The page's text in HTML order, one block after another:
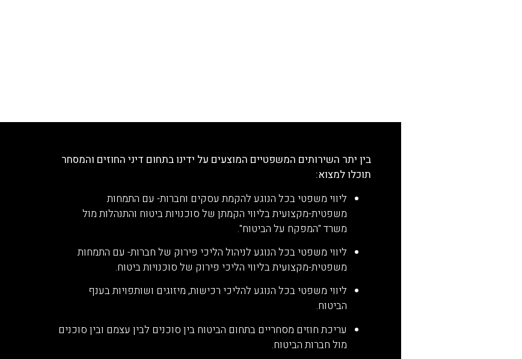
בין יתר השירותים המשפטיים המוצעים על ידינו בתחום דיני החוזים והמסחר
תוכלו למצוא:
ליווי משפטי בכל הנוגע להקמת עסקים וחברות- עם התמחות
משפטית-מקצועית בליווי הקמתן של סוכנויות ביטוח והתנהלות מול
משרד "המפקח על הביטוח".
ליווי משפטי בכל הנוגע לניהול הליכי פירוק של חברות- עם התמחות
משפטית-מקצועית בליווי הליכי פירוק של סוכנויות ביטוח.
ליווי משפטי בכל הנוגע להליכי רכישות, מיזוגים ושותפויות בענף
הביטוח.
עריכת חוזים מסחריים בתחום הביטוח בין סוכנים לבין עצמם ובין סוכנים
מול חברות הביטוח.